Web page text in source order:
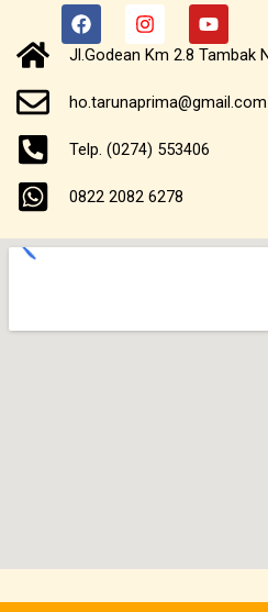
F
a
c
o
k
I
n
s
a
g
a
Y
o
u
b
Jl.Godean Km 2.8 Tambak
ho.tarunaprima@gmail.com
Telp. (0274) 553406
0822 2082 6278